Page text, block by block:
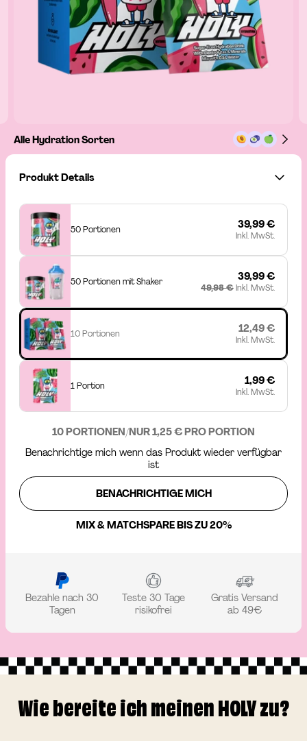
Alle Hydration Sorten
Produkt Details
50 Portionen 39,99 €
Inkl. MwSt.
50 Portionen mit Shaker 39,99 €
49,98 €Inkl. MwSt.
10 Portionen 12,49 €
Inkl. MwSt.
1 Portion 1,99 €
Inkl. MwSt.
10 PORTIONEN/NUR 1,25 € PRO PORTION
Benachrichtige mich wenn das Produkt wieder verfügbar
ist
BENACHRICHTIGE MICH
MIX & MATCHSPARE BIS ZU 20%
Bezahle nach 30
Tagen
Teste 30 Tage
risikofrei
Gratis Versand
ab 49€
Wie bereite ich meinen HOLY zu?